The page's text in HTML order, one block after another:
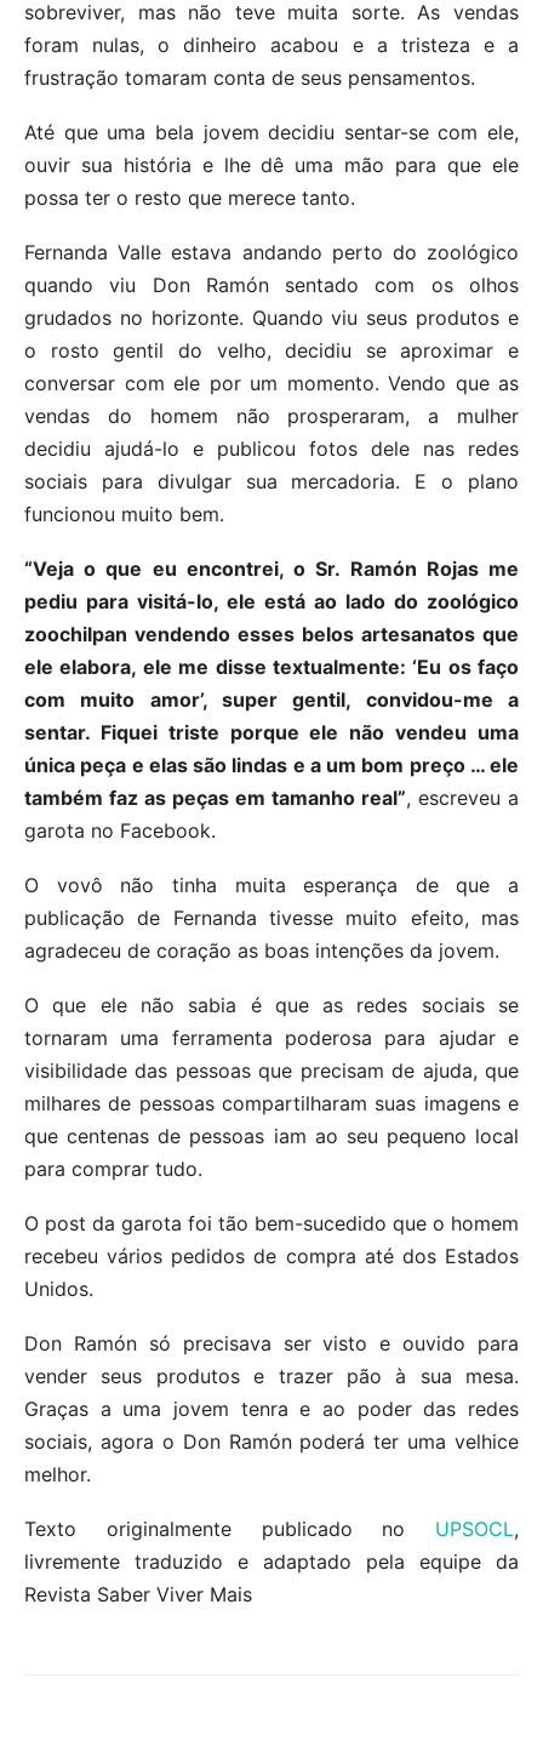
sobreviver, mas não teve muita sorte. As vendas
foram nulas, o dinheiro acabou e a tristeza e a
frustração tomaram conta de seus pensamentos.
Até que uma bela jovem decidiu sentar-se com ele,
ouvir sua história e lhe dê uma mão para que ele
possa ter o resto que merece tanto.
Fernanda Valle estava andando perto do zoológico
quando viu Don Ramón sentado com os olhos
grudados no horizonte. Quando viu seus produtos e
o rosto gentil do velho, decidiu se aproximar e
conversar com ele por um momento. Vendo que as
vendas do homem não prosperaram, a mulher
decidiu ajudá-lo e publicou fotos dele nas redes
sociais para divulgar sua mercadoria. E o plano
funcionou muito bem.
“Veja o que eu encontrei, o Sr. Ramón Rojas me
pediu para visitá-lo, ele está ao lado do zoológico
zoochilpan vendendo esses belos artesanatos que
ele elabora, ele me disse textualmente: ‘Eu os faço
com muito amor’, super gentil, convidou-me a
sentar. Fiquei triste porque ele não vendeu uma
única peça e elas são lindas e a um bom preço … ele
também faz as peças em tamanho real”, escreveu a
garota no Facebook.
O vovô não tinha muita esperança de que a
publicação de Fernanda tivesse muito efeito, mas
agradeceu de coração as boas intenções da jovem.
O que ele não sabia é que as redes sociais se
tornaram uma ferramenta poderosa para ajudar e
visibilidade das pessoas que precisam de ajuda, que
milhares de pessoas compartilharam suas imagens e
que centenas de pessoas iam ao seu pequeno local
para comprar tudo.
O post da garota foi tão bem-sucedido que o homem
recebeu vários pedidos de compra até dos Estados
Unidos.
Don Ramón só precisava ser visto e ouvido para
vender seus produtos e trazer pão à sua mesa.
Graças a uma jovem tenra e ao poder das redes
sociais, agora o Don Ramón poderá ter uma velhice
melhor.
Texto originalmente publicado no UPSOCL,
livremente traduzido e adaptado pela equipe da
Revista Saber Viver Mais